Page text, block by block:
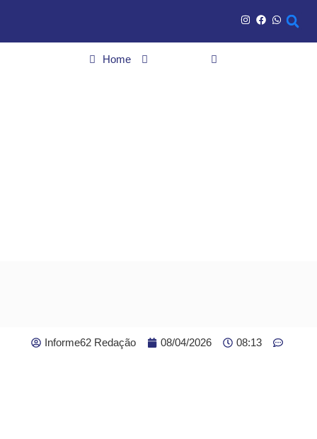
Home
Informe62 Redação 08/04/2026 08:13